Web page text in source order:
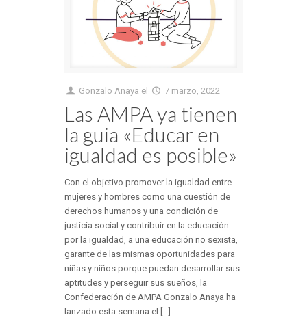
Gonzalo Anaya el 7 marzo, 2022
Las AMPA ya tienen
la guia «Educar en
igualdad es posible»
Con el objetivo promover la igualdad entre
mujeres y hombres como una cuestión de
derechos humanos y una condición de
justicia social y contribuir en la educación
por la igualdad, a una educación no sexista,
garante de las mismas oportunidades para
niñas y niños porque puedan desarrollar sus
aptitudes y perseguir sus sueños, la
Confederación de AMPA Gonzalo Anaya ha
lanzado esta semana el [...]